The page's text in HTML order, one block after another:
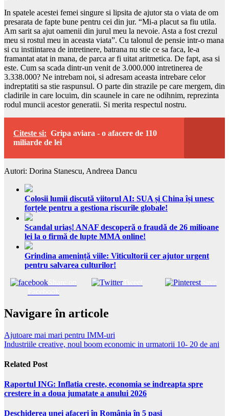
In spatele acestei femei singure si lipsita de ajutor sta o viata de om
presarata de fapte bune pentru cei din jur. “Mi-a placut sa fiu utila.
Am sarit sa ajut oamenii din jurul meu la nevoie. Asta a fost crezul
meu si rostul meu in aceasta viata”. Cu talonul de pensie intr-o mana
si cu instiintarea de intretinere, batrana nu stie ce sa faca, le-a
framantat atat in mana, de parca ar fi uitat aritmetica. De fapt, asa si
este. Cum sa scada dintr-un venit de 3.000.000 intretinerea de
3.338.000? Ne intrebam noi, si adresam aceasta intrebare celor
indreptatiti sa stie raspunsul. O parte din strazile pe care mergem, din
cladirile in care locuim, din scaunele in care ne odihnim, reprezinta
rodul muncii acestor generatii. Si merita respectul nostru.
Citeste si: Gripa aviara - o afacere de 110
miliarde de lei
Autori: Dorina Stanescu, Andreea Dancu
Colosii lumii discută viitorul AI: SUA și China își unesc
forțele pentru a gestiona riscurile globale!
Scandal uriaș! ANAF descoperă o fraudă de 26 milioane
lei la o firmă de lupte MMA online!
Grindina amenință viile: Viticultorii cer ajutor urgent
pentru salvarea culturilor!
Tweet Save
Navigare în articole
Ajutoare mai mari pentru IMM-uri
Industriile creative, noul boom economic in urmatorii 10- 20 de ani
Related Post
Raportul ING: Inflatia creste, economia se indreapta spre
crestere in a doua jumatate a anului 2026
Deschiderea unei afaceri în România în 5 pași